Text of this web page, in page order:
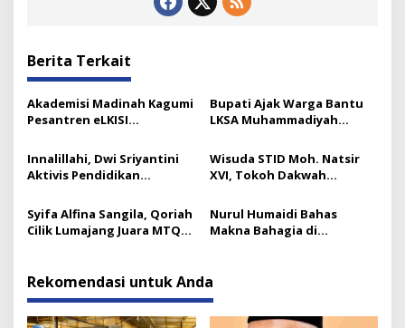
Berita Terkait
Akademisi Madinah Kagumi
Pesantren eLKISI
Bupati Ajak Warga Bantu
LKSA Muhammadiyah
Innalillahi, Dwi Sriyantini
Aktivis Pendidikan
Wisuda STID Moh. Natsir
XVI, Tokoh Dakwah
Kaderisasi
Syifa Alfina Sangila, Qoriah
Cilik Lumajang Juara MTQ
Nurul Humaidi Bahas
Makna Bahagia di
Rekomendasi untuk Anda